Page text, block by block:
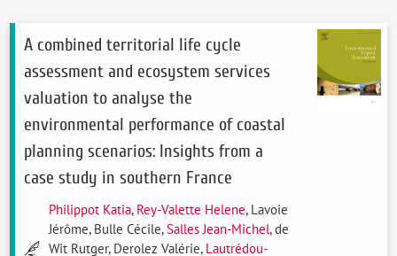
A combined territorial life cycle
assessment and ecosystem services
valuation to analyse the
environmental performance of coastal
planning scenarios: Insights from a
case study in southern France
Philippot Katia, Rey-Valette Helene, Lavoie
Jérôme, Bulle Cécile,Salles Jean-Michel, de
Wit Rutger, Derolez Valérie, Lautrédou-